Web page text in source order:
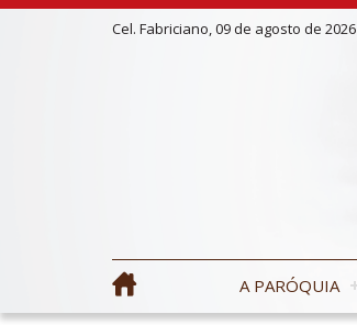
Cel. Fabriciano, 09 de agosto de 2026
A PARÓQUIA